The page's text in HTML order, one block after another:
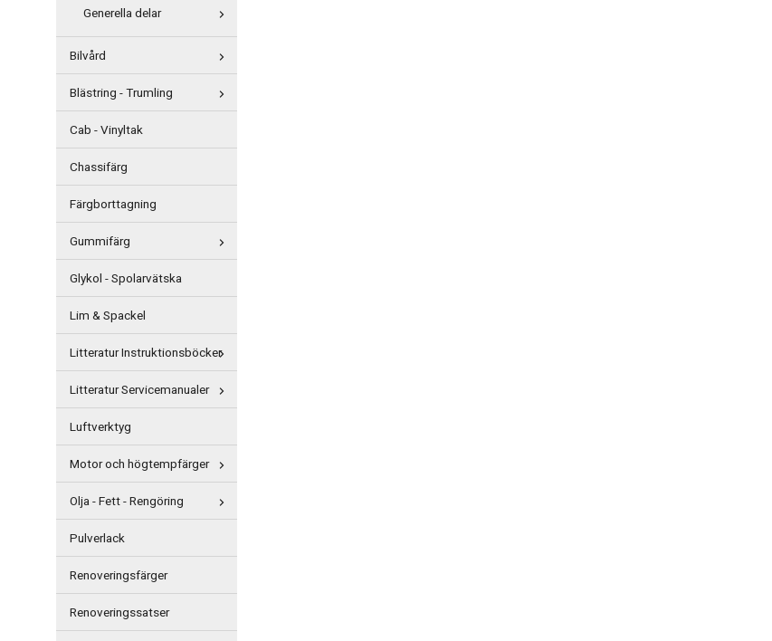
Generella delar
Bilvård
Blästring - Trumling
Cab - Vinyltak
Chassifärg
Färgborttagning
Gummifärg
Glykol - Spolarvätska
Lim & Spackel
Litteratur Instruktionsböcker
Litteratur Servicemanualer
Luftverktyg
Motor och högtempfärger
Olja - Fett - Rengöring
Pulverlack
Renoveringsfärger
Renoveringssatser